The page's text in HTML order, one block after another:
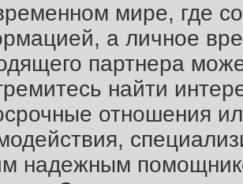
мире, где
а личное
партнера
найти
отношения
надежным